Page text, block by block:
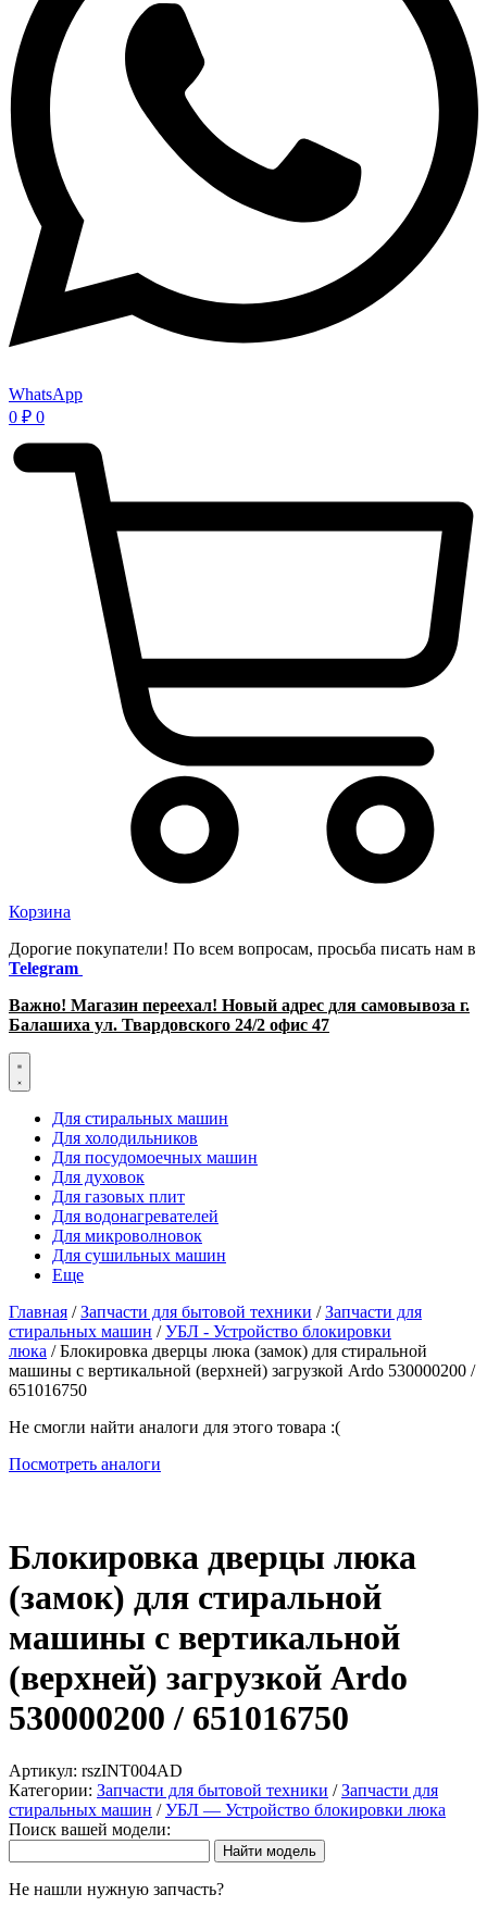
WhatsApp
0 ₽ 0
Корзина
Дорогие покупатели! По всем вопросам, просьба писать нам в
Telegram
Важно! Магазин переехал! Новый адрес для самовывоза г.
Балашиха ул. Твардовского 24/2 офис 47
Для стиральных машин
Для холодильников
Для посудомоечных машин
Для духовок
Для газовых плит
Для водонагревателей
Для микроволновок
Для сушильных машин
Еще
Главная /Запчасти для бытовой техники /Запчасти для
стиральных машин /УБЛ - Устройство блокировки
люка / Блокировка дверцы люка (замок) для стиральной
машины с вертикальной (верхней) загрузкой Ardo 530000200 /
651016750
Не смогли найти аналоги для этого товара :(
Посмотреть аналоги
Блокировка дверцы люка
(замок) для стиральной
машины с вертикальной
(верхней) загрузкой Ardo
530000200 / 651016750
Артикул: rszINT004AD
Категории: Запчасти для бытовой техники /Запчасти для
стиральных машин /УБЛ — Устройство блокировки люка
Поиск вашей модели:
Не нашли нужную запчасть?